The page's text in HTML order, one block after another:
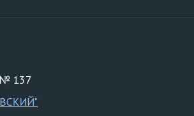
№ 137